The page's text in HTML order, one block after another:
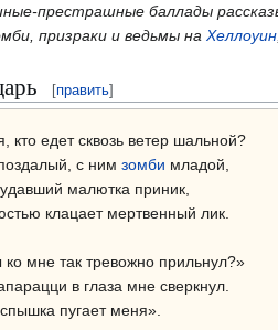
престрашные баллады
призраки и ведьмы на Хеллоуин
[править]
кто едет сквозь ветер шальной?
с ним зомби младой,
малютка приник,
клацает мертвенный лик.
мне так тревожно прильнул?»
в глаза мне сверкнул.
пугает меня».